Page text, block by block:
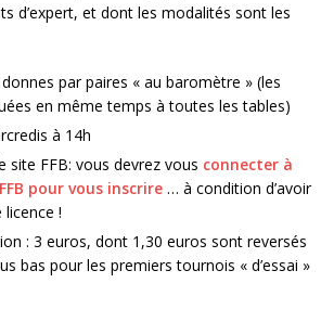
d’expert, et dont les modalités sont les
par paires « au baromètre » (les
en même temps à toutes les tables)
à 14h
site FFB: vous devrez vous connecter à
pour vous inscrire … à condition d’avoir
!
: 3 euros, dont 1,30 euros sont reversés
bas pour les premiers tournois « d’essai »